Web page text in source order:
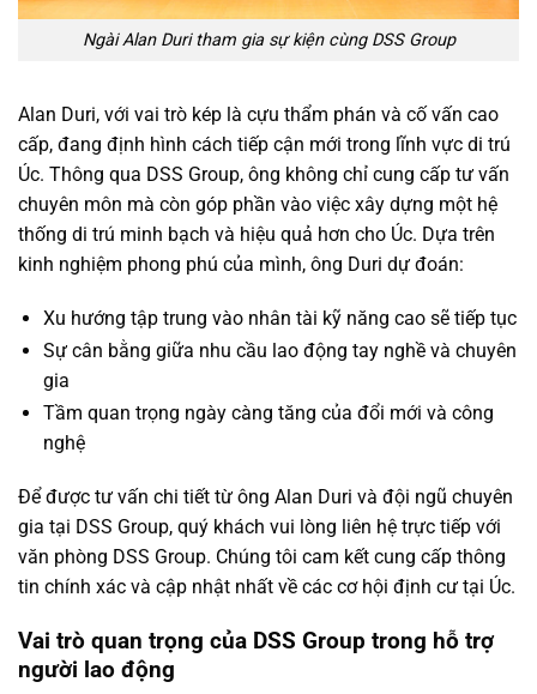
Ngài Alan Duri tham gia sự kiện cùng DSS Group
Alan Duri, với vai trò kép là cựu thẩm phán và cố vấn cao
cấp, đang định hình cách tiếp cận mới trong lĩnh vực di trú
Úc. Thông qua DSS Group, ông không chỉ cung cấp tư vấn
chuyên môn mà còn góp phần vào việc xây dựng một hệ
thống di trú minh bạch và hiệu quả hơn cho Úc. Dựa trên
kinh nghiệm phong phú của mình, ông Duri dự đoán:
Xu hướng tập trung vào nhân tài kỹ năng cao sẽ tiếp tục
Sự cân bằng giữa nhu cầu lao động tay nghề và chuyên
gia
Tầm quan trọng ngày càng tăng của đổi mới và công
nghệ
Để được tư vấn chi tiết từ ông Alan Duri và đội ngũ chuyên
gia tại DSS Group, quý khách vui lòng liên hệ trực tiếp với
văn phòng DSS Group. Chúng tôi cam kết cung cấp thông
tin chính xác và cập nhật nhất về các cơ hội định cư tại Úc.
Vai trò quan trọng của DSS Group trong hỗ trợ
người lao động